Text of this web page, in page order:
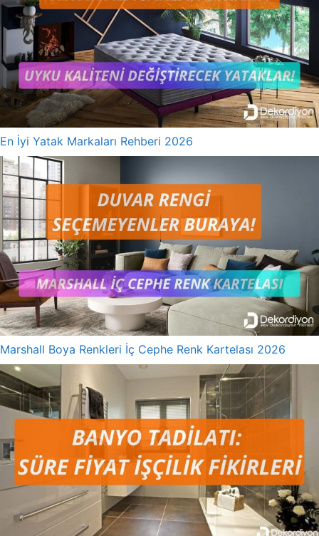
En İyi Yatak Markaları Rehberi 2026
Marshall Boya Renkleri İç Cephe Renk Kartelası 2026